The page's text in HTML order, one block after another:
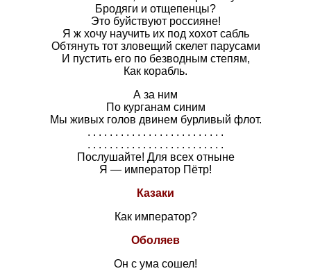
Бродяги и отщепенцы?
Это буйствуют россияне!
Я ж хочу научить их под хохот сабль
Обтянуть тот зловещий скелет парусами
И пустить его по безводным степям,
Как корабль.
А за ним
По курганам синим
Мы живых голов двинем бурливый флот.
. . . . . . . . . . . . . . . . . . . . . . . . .
. . . . . . . . . . . . . . . . . . . . . . . . .
Послушайте! Для всех отныне
Я — император Пётр!
Казаки
Как император?
Оболяев
Он с ума сошел!